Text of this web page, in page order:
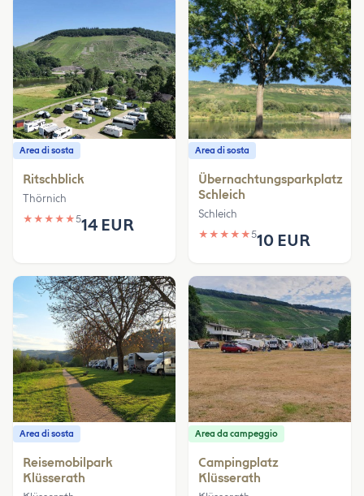
Area di sosta
Ritschblick
Thörnich
★ ★ ★ ★ ★514 EUR
Area di sosta
Übernachtungsparkplatz
Schleich
Schleich
★ ★ ★ ★ ★510 EUR
Area di sosta
Reisemobilpark
Klüsserath
Area da campeggio
Campingplatz
Klüsserath